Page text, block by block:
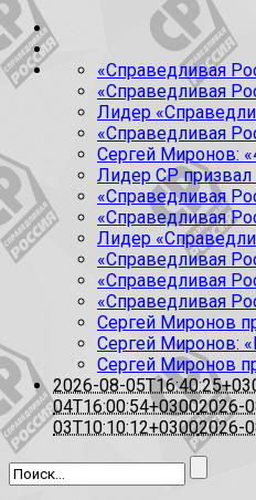
«Справедливая
«Справедливая
Лидер
«Справедливая
Сергей Миронов:
Лидер СР призвал
«Справедливая
«Справедливая
Лидер
«Справедливая
«Справедливая
«Справедливая
Сергей Миронов
Сергей Миронов:
Сергей Миронов
2026-08-
04T16:00:54+03002026-
03T10:10:12+03002026-